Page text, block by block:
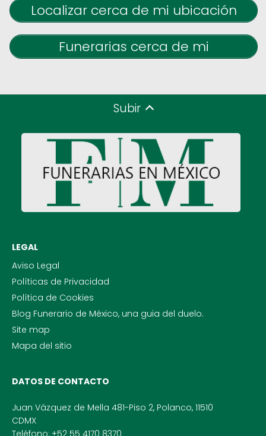
Localizar cerca de mi ubicación
Funerarias cerca de mi
Subir
LEGAL
Aviso Legal
Políticas de Privacidad
Política de Cookies
Blog Funerario de México, una guia del duelo.
Site map
Mapa del sitio
DATOS DE CONTACTO
Juan Vázquez de Mella 481-Piso 2, Polanco, 11510
CDMX
Teléfono: +52 55 4170 8370